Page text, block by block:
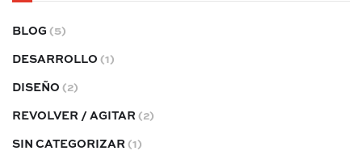
BLOG (5)
DESARROLLO (1)
DISEÑO (2)
REVOLVER / AGITAR (2)
SIN CATEGORIZAR (1)